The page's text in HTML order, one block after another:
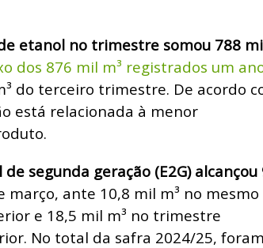
etanol no trimestre somou 788
dos 876 mil m³ registrados um
do terceiro trimestre. De acordo
está relacionada à menor
segunda geração (E2G) alcançou
março, ante 10,8 mil m³ no mesmo
e 18,5 mil m³ no trimestre
No total da safra 2024/25, foram